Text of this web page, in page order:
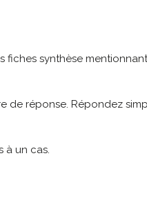
fiches synthèse
de réponse. Répondez
à un cas.